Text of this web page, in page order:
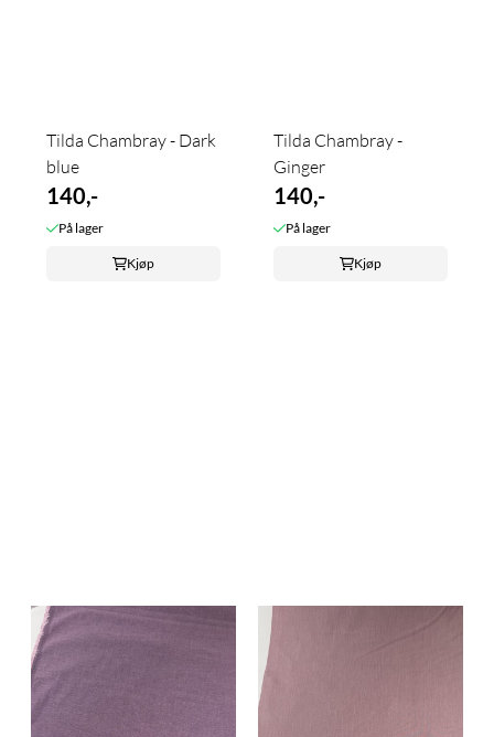
Tilda Chambray - Dark
blue
140,-
På lager
Kjøp
Tilda Chambray -
Ginger
140,-
På lager
Kjøp